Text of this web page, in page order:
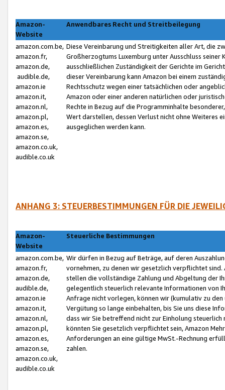
Amazon-
Website
Anwendbares Recht und Streitbeilegung
amazon.com.be,
amazon.fr,
amazon.de,
audible.de,
amazon.ie
amazon.it,
amazon.nl,
amazon.pl,
amazon.es,
amazon.se,
amazon.co.uk,
audible.co.uk
Diese Vereinbarung und Streitigkeiten aller Art, die
Großherzogtums Luxemburg unter Ausschluss
ausschließlichen Zuständigkeit der Gerichte im
dieser Vereinbarung kann Amazon bei einem
Rechtsschutz wegen einer tatsächlichen oder
Amazon oder einer anderen natürlichen oder
Rechte in Bezug auf die Programminhalte
Wert darstellen, dessen Verlust nicht ohne Weiteres
ausgeglichen werden kann.
ANHANG 3: STEUERBESTIMMUNGEN FÜR DIE
Amazon-
Website
Steuerliche Bestimmungen
amazon.com.be,
amazon.fr,
amazon.de,
audible.de,
amazon.ie
amazon.it,
amazon.nl,
amazon.pl,
amazon.es,
amazon.se,
amazon.co.uk,
audible.co.uk
Wir dürfen in Bezug auf Beträge, auf deren
vornehmen, zu denen wir gesetzlich verpflichtet
stellen die vollständige Zahlung und Abgeltung der
gelegentlich steuerlich relevante Informationen von
Anfrage nicht vorlegen, können wir (kumulativ zu
Vergütung so lange einbehalten, bis Sie uns diese
dass wir Sie betreffend nicht zur Einholung
könnten Sie gesetzlich verpflichtet sein, Amazon
Anforderungen an eine gültige MwSt.-Rechnung
zahlen.